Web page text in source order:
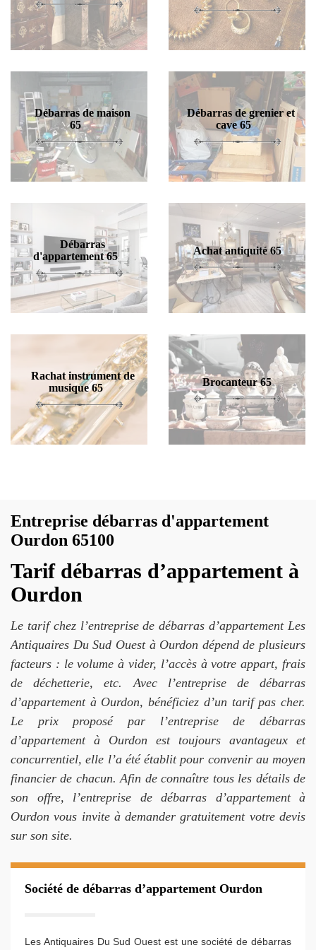
Débarras de maison
65
Débarras de grenier et
cave 65
Débarras
d'appartement 65
Achat antiquité 65
Rachat instrument de
musique 65
Brocanteur 65
Entreprise débarras d'appartement
Ourdon 65100
Tarif débarras d’appartement à
Ourdon
Le tarif chez l’entreprise de débarras d’appartement Les
Antiquaires Du Sud Ouest à Ourdon dépend de plusieurs
facteurs : le volume à vider, l’accès à votre appart, frais
de déchetterie, etc. Avec l’entreprise de débarras
d’appartement à Ourdon, bénéficiez d’un tarif pas cher.
Le prix proposé par l’entreprise de débarras
d’appartement à Ourdon est toujours avantageux et
concurrentiel, elle l’a été établit pour convenir au moyen
financier de chacun. Afin de connaître tous les détails de
son offre, l’entreprise de débarras d’appartement à
Ourdon vous invite à demander gratuitement votre devis
sur son site.
Société de débarras d’appartement Ourdon
Les Antiquaires Du Sud Ouest est une société de débarras